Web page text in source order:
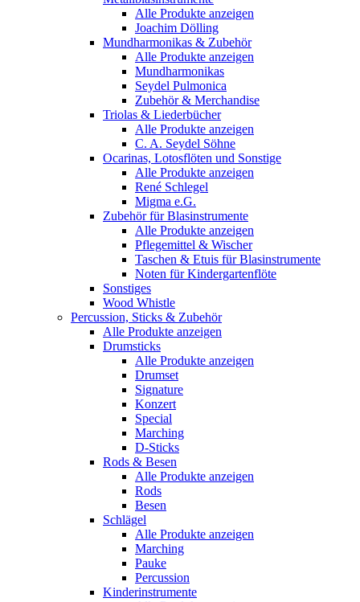
Alle Produkte anzeigen
Joachim Dölling
Mundharmonikas & Zubehör
Alle Produkte anzeigen
Mundharmonikas
Seydel Pulmonica
Zubehör & Merchandise
Triolas & Liederbücher
Alle Produkte anzeigen
C. A. Seydel Söhne
Ocarinas, Lotosflöten und Sonstige
Alle Produkte anzeigen
René Schlegel
Migma e.G.
Zubehör für Blasinstrumente
Alle Produkte anzeigen
Pflegemittel & Wischer
Taschen & Etuis für Blasinstrumente
Noten für Kindergartenflöte
Sonstiges
Wood Whistle
Percussion, Sticks & Zubehör
Alle Produkte anzeigen
Drumsticks
Alle Produkte anzeigen
Drumset
Signature
Konzert
Special
Marching
D-Sticks
Rods & Besen
Alle Produkte anzeigen
Rods
Besen
Schlägel
Alle Produkte anzeigen
Marching
Pauke
Percussion
Kinderinstrumente